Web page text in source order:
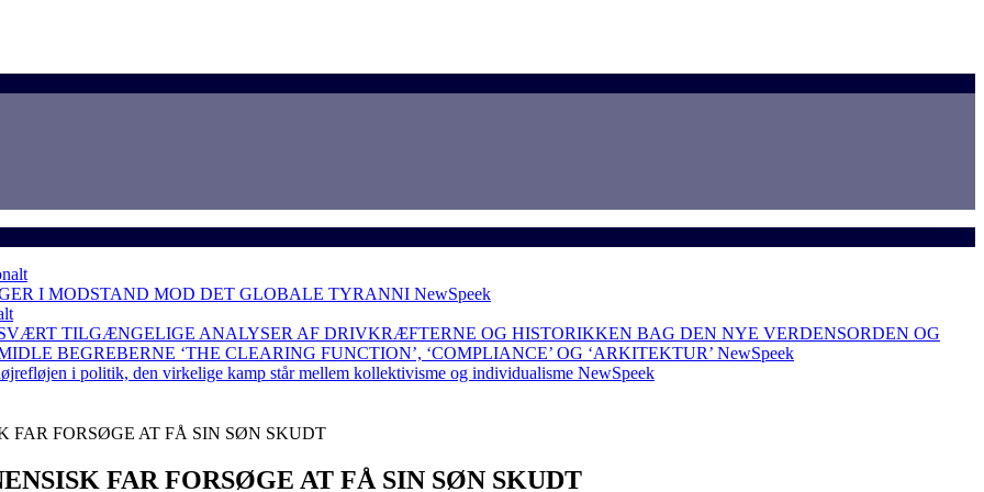
I MODSTAND MOD DET GLOBALE TYRANNI NewSpeek
TILGÆNGELIGE ANALYSER AF DRIVKRÆFTERNE OG HISTORIKKEN BAG DEN NYE VERDENSORDEN OG
BEGREBERNE ‘THE CLEARING FUNCTION’, ‘COMPLIANCE’ OG ‘ARKITEKTUR’ NewSpeek
i politik, den virkelige kamp står mellem kollektivisme og individualisme NewSpeek
FORSØGE AT FÅ SIN SØN SKUDT
FAR FORSØGE AT FÅ SIN SØN SKUDT